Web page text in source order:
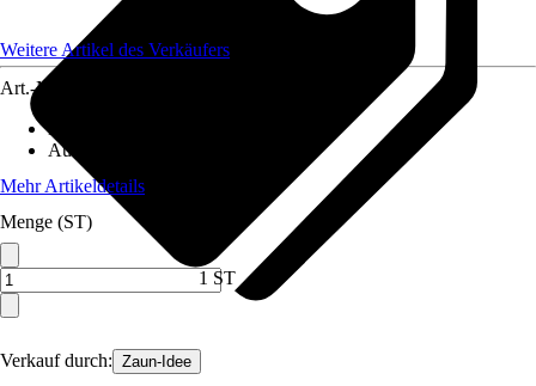
Verkauf durch: Zaun-Idee
Weitere Artikel des Verkäufers
Art.-Nr.
Material
Ausführung
Mehr Artikeldetails
Menge (ST)
1 ST